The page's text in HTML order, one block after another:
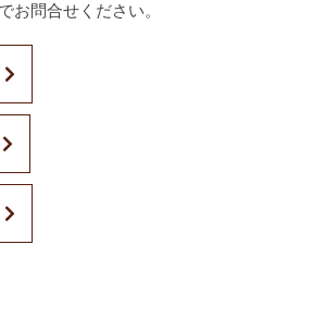
お問合せください。